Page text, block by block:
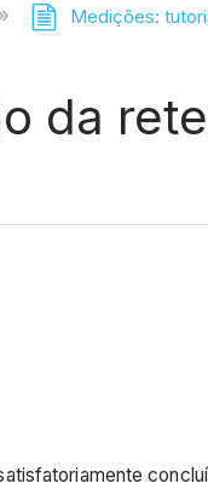
Medições:
da